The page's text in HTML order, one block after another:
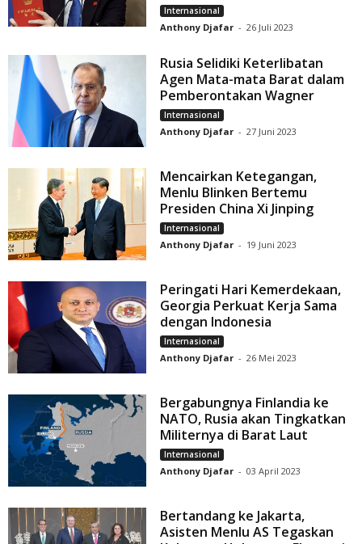
Internasional
Anthony Djafar - 26 Juli 2023
Rusia Selidiki Keterlibatan
Agen Mata-mata Barat dalam
Pemberontakan Wagner
Internasional
Anthony Djafar - 27 Juni 2023
Mencairkan Ketegangan,
Menlu Blinken Bertemu
Presiden China Xi Jinping
Internasional
Anthony Djafar - 19 Juni 2023
Peringati Hari Kemerdekaan,
Georgia Perkuat Kerja Sama
dengan Indonesia
Internasional
Anthony Djafar - 26 Mei 2023
Bergabungnya Finlandia ke
NATO, Rusia akan Tingkatkan
Militernya di Barat Laut
Internasional
Anthony Djafar - 03 April 2023
Bertandang ke Jakarta,
Asisten Menlu AS Tegaskan